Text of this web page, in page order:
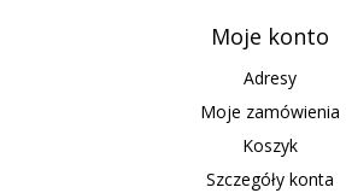
Moje konto
Adresy
Moje zamówienia
Koszyk
Szczegóły konta